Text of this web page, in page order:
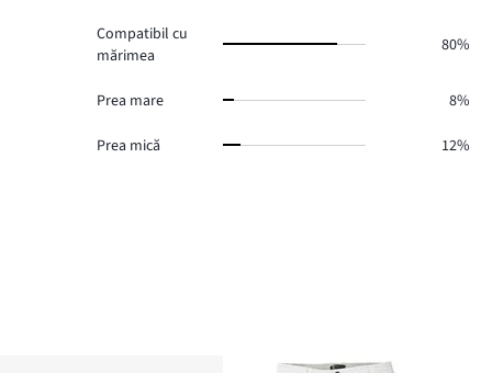
Compatibil cu
mărimea
80%
Prea mare 8%
Prea mică 12%